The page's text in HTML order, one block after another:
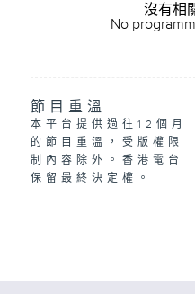
沒有相
No
節目重溫
本平台提供過往12個月
的節目重溫，受版權限
制內容除外。香港電台
保留最終決定權。